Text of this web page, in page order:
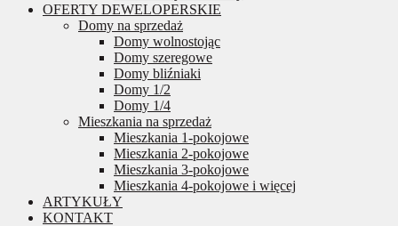
OFERTY DEWELOPERSKIE
Domy na sprzedaż
Domy wolnostojąc
Domy szeregowe
Domy bliźniaki
Domy 1/2
Domy 1/4
Mieszkania na sprzedaż
Mieszkania 1-pokojowe
Mieszkania 2-pokojowe
Mieszkania 3-pokojowe
Mieszkania 4-pokojowe i więcej
ARTYKUŁY
KONTAKT